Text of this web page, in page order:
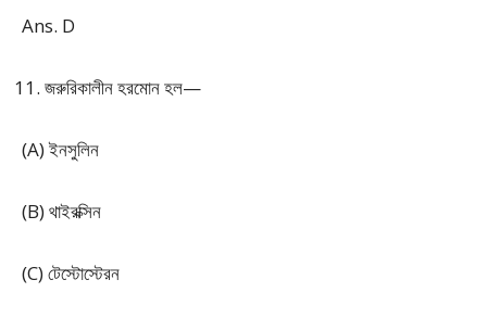
Ans. D
জরুরিকালীন হরমোন হল—
(A) ইনসুলিন
(B) থাইরক্সিন
(C) টেস্টোস্টেরন